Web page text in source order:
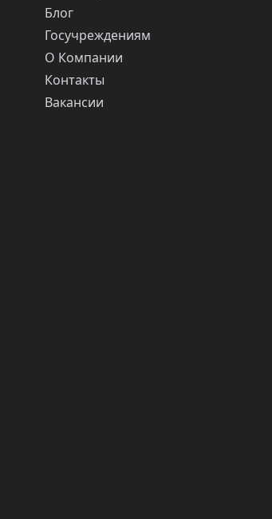
Блог
Госучреждениям
О Компании
Контакты
Вакансии